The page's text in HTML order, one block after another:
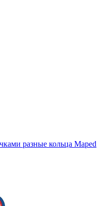
разные кольца Maped